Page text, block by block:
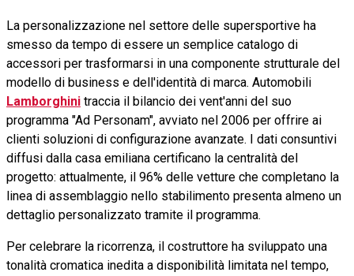
La personalizzazione nel settore delle supersportive ha
smesso da tempo di essere un semplice catalogo di
accessori per trasformarsi in una componente strutturale del
modello di business e dell'identità di marca. Automobili
Lamborghini traccia il bilancio dei vent'anni del suo
programma "Ad Personam", avviato nel 2006 per offrire ai
clienti soluzioni di configurazione avanzate. I dati consuntivi
diffusi dalla casa emiliana certificano la centralità del
progetto: attualmente, il 96% delle vetture che completano la
linea di assemblaggio nello stabilimento presenta almeno un
dettaglio personalizzato tramite il programma.
Per celebrare la ricorrenza, il costruttore ha sviluppato una
tonalità cromatica inedita a disponibilità limitata nel tempo,